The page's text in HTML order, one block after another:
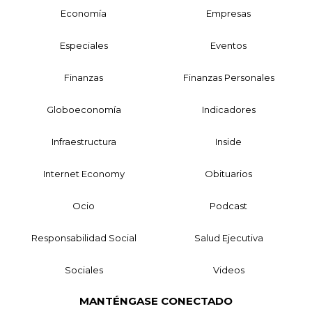
Economía Empresas
Especiales Eventos
Finanzas Finanzas Personales
Globoeconomía Indicadores
Infraestructura Inside
Internet Economy Obituarios
Ocio Podcast
Responsabilidad Social Salud Ejecutiva
Sociales Videos
MANTÉNGASE CONECTADO